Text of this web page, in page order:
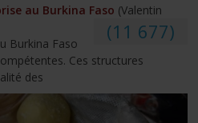
au Burkina Faso (Valentin
(11 677)
Burkina Faso
Ces structures
des